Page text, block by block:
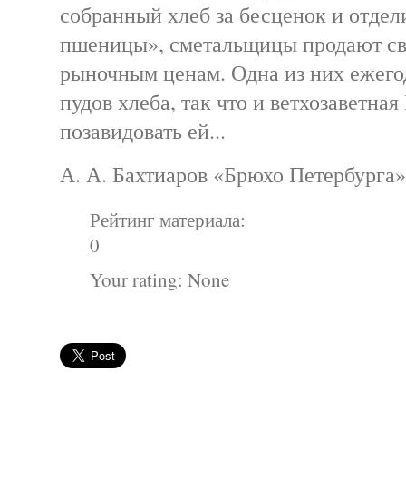
собранный хлеб за бесценок и
пшеницы», сметальщицы продают
рыночным ценам. Одна из них
пудов хлеба, так что и
позавидовать ей...
А. А. Бахтиаров «Брюхо Петербурга»
Рейтинг материала:
0
Your rating: None